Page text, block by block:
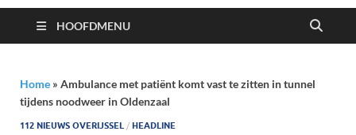
HOOFDMENU
Home » Ambulance met patiënt komt vast te zitten in tunnel
tijdens noodweer in Oldenzaal
112 NIEUWS OVERIJSSEL / HEADLINE